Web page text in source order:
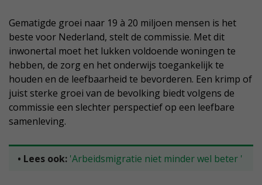
Gematigde groei naar 19 à 20 miljoen mensen is het
beste voor Nederland, stelt de commissie. Met dit
inwonertal moet het lukken voldoende woningen te
hebben, de zorg en het onderwijs toegankelijk te
houden en de leefbaarheid te bevorderen. Een krimp of
juist sterke groei van de bevolking biedt volgens de
commissie een slechter perspectief op een leefbare
samenleving.
• Lees ook: 'Arbeidsmigratie niet minder wel beter '